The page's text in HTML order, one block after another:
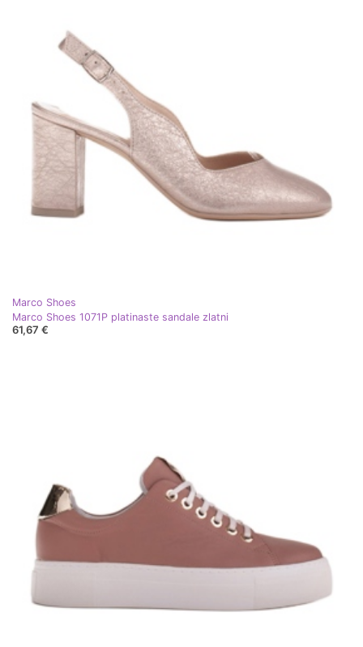
Marco Shoes
Marco Shoes 1071P platinaste sandale zlatni
61,67 €